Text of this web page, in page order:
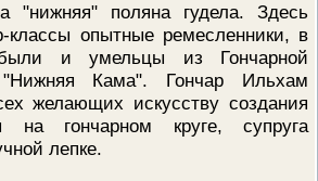
ПРОВЕРОЧНЫЙ ЛИСТ,
ПРИМЕНЯЕМЫЙ ПРИ
ОСУЩЕСТВЛЕНИИ
ГОСУДАРСТВЕННОГО
ОБЛАСТИ ОХРАНЫ И
ИСПОЛЬЗОВАНИЯ ООПТ
ФЕДЕРАЛЬНОГО ЗНАЧЕНИЯ
ПРОГРАММА ПРОФИЛАКТИКИ
"нижняя" поляна гудела. Здесь
классы опытные ремесленники, в
и умельцы из Гончарной
Кама". Гончар Ильхам
желающих искусству создания
на гончарном круге, супруга
лепке.